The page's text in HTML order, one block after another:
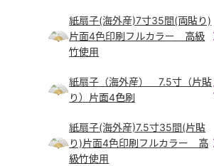
紙扇子(海外産)7寸35間(両貼り)
片面4色印刷フルカラー 高級
竹使用
紙扇子（海外産） 7.5寸（片貼
り）片面4色刷
紙扇子(海外産)7.5寸35間(片貼
り)片面4色印刷フルカラー 高
級竹使用